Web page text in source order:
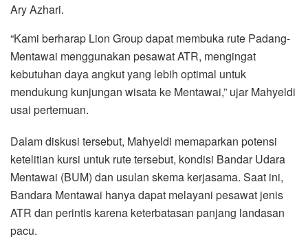
Ary Azhari.
“Kami berharap Lion Group dapat membuka rute Padang-
Mentawai menggunakan pesawat ATR, mengingat
kebutuhan daya angkut yang lebih optimal untuk
mendukung kunjungan wisata ke Mentawai,” ujar Mahyeldi
usai pertemuan.
Dalam diskusi tersebut, Mahyeldi memaparkan potensi
ketelitian kursi untuk rute tersebut, kondisi Bandar Udara
Mentawai (BUM) dan usulan skema kerjasama. Saat ini,
Bandara Mentawai hanya dapat melayani pesawat jenis
ATR dan perintis karena keterbatasan panjang landasan
pacu.